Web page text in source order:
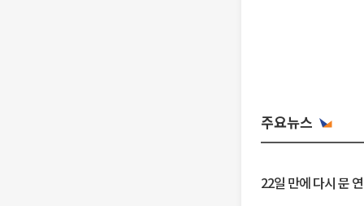
주요뉴스
22일 만에 다시 문